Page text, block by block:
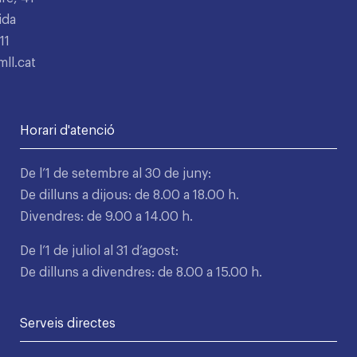
Horari d'atenció
De l’1 de setembre al 30 de juny:
De dilluns a dijous: de 8.00 a 18.00 h.
Divendres: de 9.00 a 14.00 h.
De l’1 de juliol al 31 d’agost:
De dilluns a divendres: de 8.00 a 15.00 h.
Serveis directes